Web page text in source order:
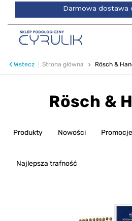
Darmowa dostawa
Wstecz Strona główna Rösch &
Rösch &
Produkty Nowości Promocje
Najlepsza trafność